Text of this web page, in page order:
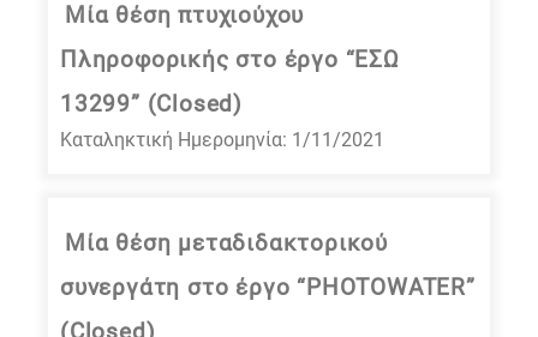
Μία θέση πτυχιούχου
Πληροφορικής στο έργο “ΕΣΩ
13299” (Closed)
Καταληκτική Ημερομηνία: 1/11/2021
Μία θέση μεταδιδακτορικού
συνεργάτη στο έργο “PHOTOWATER”